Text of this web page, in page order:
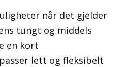
når det gjelder
tungt og middels
en kort
lett og fleksibelt